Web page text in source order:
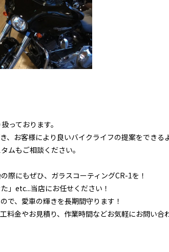
っております。
、お客様により良いバイクライフの提案をできる
ムもご相談ください。
際にもぜひ、ガラスコーティングCR-1を！
」etc...当店にお任せください！
で、愛車の輝きを長期間守ります！
料金やお見積り、作業時間などお気軽にお問い合